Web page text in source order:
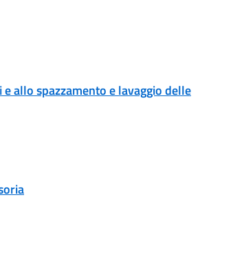
allo spazzamento e lavaggio delle